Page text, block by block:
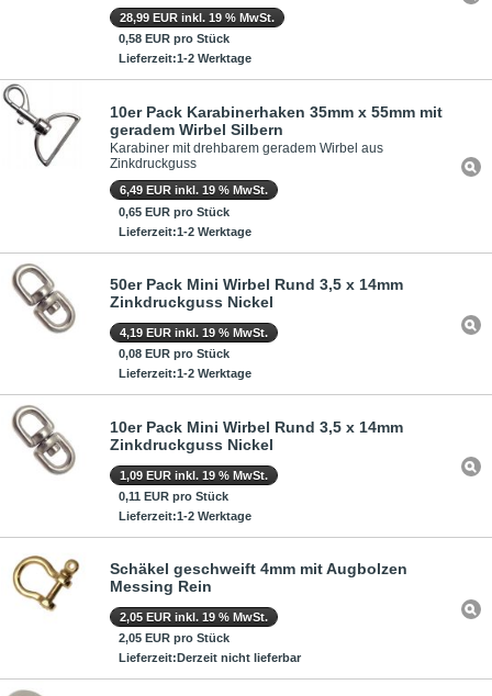
28,99 EUR inkl. 19 % MwSt.
0,58 EUR pro Stück
Lieferzeit:1-2 Werktage
10er Pack Karabinerhaken 35mm x 55mm mit
geradem Wirbel Silbern
Karabiner mit drehbarem geradem Wirbel aus
Zinkdruckguss
6,49 EUR inkl. 19 % MwSt.
0,65 EUR pro Stück
Lieferzeit:1-2 Werktage
50er Pack Mini Wirbel Rund 3,5 x 14mm
Zinkdruckguss Nickel
4,19 EUR inkl. 19 % MwSt.
0,08 EUR pro Stück
Lieferzeit:1-2 Werktage
10er Pack Mini Wirbel Rund 3,5 x 14mm
Zinkdruckguss Nickel
1,09 EUR inkl. 19 % MwSt.
0,11 EUR pro Stück
Lieferzeit:1-2 Werktage
Schäkel geschweift 4mm mit Augbolzen
Messing Rein
2,05 EUR inkl. 19 % MwSt.
2,05 EUR pro Stück
Lieferzeit:Derzeit nicht lieferbar